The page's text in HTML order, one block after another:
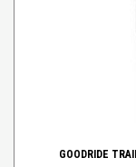
GOODRIDE